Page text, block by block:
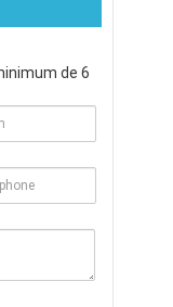
de 6